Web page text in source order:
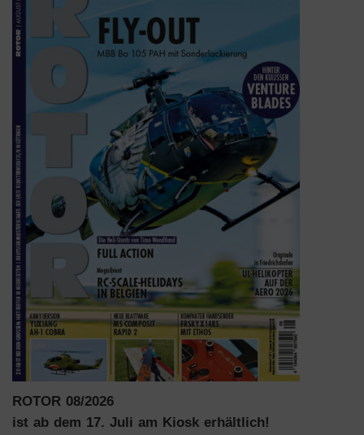
ROTOR 08/2026
ist ab dem 17. Juli am Kiosk erhältlich!